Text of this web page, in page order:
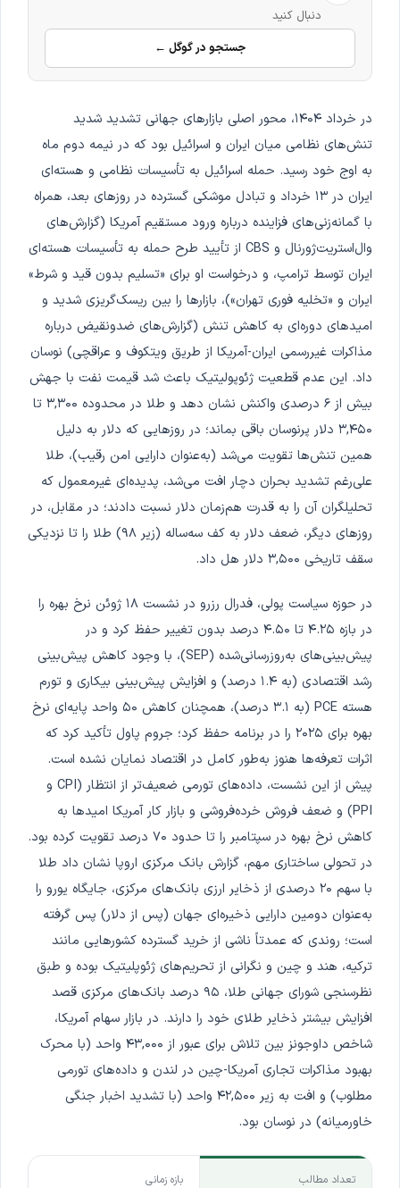
دنبال کنید
جستجو در گوگل ←
در خرداد ۱۴۰۴، محور اصلی بازارهای جهانی تشدید شدید
تنش‌های نظامی میان ایران و اسرائیل بود که در نیمه دوم ماه
به اوج خود رسید. حمله اسرائیل به تأسیسات نظامی و هسته‌ای
ایران در ۱۳ خرداد و تبادل موشکی گسترده در روزهای بعد، همراه
با گمانه‌زنی‌های فزاینده درباره ورود مستقیم آمریکا (گزارش‌های
وال‌استریت‌ژورنال و CBS از تأیید طرح حمله به تأسیسات هسته‌ای
ایران توسط ترامپ، و درخواست او برای «تسلیم بدون قید و شرط»
ایران و «تخلیه فوری تهران»)، بازارها را بین ریسک‌گریزی شدید و
امیدهای دوره‌ای به کاهش تنش (گزارش‌های ضدونقیض درباره
مذاکرات غیررسمی ایران-آمریکا از طریق ویتکوف و عراقچی) نوسان
داد. این عدم قطعیت ژئوپولیتیک باعث شد قیمت نفت با جهش
بیش از ۶ درصدی واکنش نشان دهد و طلا در محدوده ۳,۳۰۰ تا
۳,۴۵۰ دلار پرنوسان باقی بماند؛ در روزهایی که دلار به دلیل
همین تنش‌ها تقویت می‌شد (به‌عنوان دارایی امن رقیب)، طلا
علی‌رغم تشدید بحران دچار افت می‌شد، پدیده‌ای غیرمعمول که
تحلیلگران آن را به قدرت هم‌زمان دلار نسبت دادند؛ در مقابل، در
روزهای دیگر، ضعف دلار به کف سه‌ساله (زیر ۹۸) طلا را تا نزدیکی
سقف تاریخی ۳,۵۰۰ دلار هل داد.
در حوزه سیاست پولی، فدرال رزرو در نشست ۱۸ ژوئن نرخ بهره را
در بازه ۴.۲۵ تا ۴.۵۰ درصد بدون تغییر حفظ کرد و در
پیش‌بینی‌های به‌روزرسانی‌شده (SEP)، با وجود کاهش پیش‌بینی
رشد اقتصادی (به ۱.۴ درصد) و افزایش پیش‌بینی بیکاری و تورم
هسته PCE (به ۳.۱ درصد)، همچنان کاهش ۵۰ واحد پایه‌ای نرخ
بهره برای ۲۰۲۵ را در برنامه حفظ کرد؛ جروم پاول تأکید کرد که
اثرات تعرفه‌ها هنوز به‌طور کامل در اقتصاد نمایان نشده است.
پیش از این نشست، داده‌های تورمی ضعیف‌تر از انتظار (CPI و
PPI) و ضعف فروش خرده‌فروشی و بازار کار آمریکا امیدها به
کاهش نرخ بهره در سپتامبر را تا حدود ۷۰ درصد تقویت کرده بود.
در تحولی ساختاری مهم، گزارش بانک مرکزی اروپا نشان داد طلا
با سهم ۲۰ درصدی از ذخایر ارزی بانک‌های مرکزی، جایگاه یورو را
به‌عنوان دومین دارایی ذخیره‌ای جهان (پس از دلار) پس گرفته
است؛ روندی که عمدتاً ناشی از خرید گسترده کشورهایی مانند
ترکیه، هند و چین و نگرانی از تحریم‌های ژئوپلیتیک بوده و طبق
نظرسنجی شورای جهانی طلا، ۹۵ درصد بانک‌های مرکزی قصد
افزایش بیشتر ذخایر طلای خود را دارند. در بازار سهام آمریکا،
شاخص داوجونز بین تلاش برای عبور از ۴۳,۰۰۰ واحد (با محرک
بهبود مذاکرات تجاری آمریکا-چین در لندن و داده‌های تورمی
مطلوب) و افت به زیر ۴۲,۵۰۰ واحد (با تشدید اخبار جنگی
خاورمیانه) در نوسان بود.
تعداد مطالب بازه زمانی